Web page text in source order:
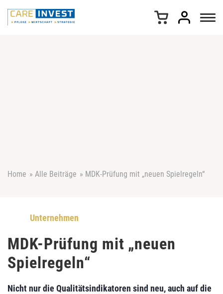
Home » Alle Beiträge » MDK-Prüfung mit „neuen Spielregeln“
Unternehmen
MDK-Prüfung mit „neuen
Spielregeln“
Nicht nur die Qualitätsindikatoren sind neu, auch auf die